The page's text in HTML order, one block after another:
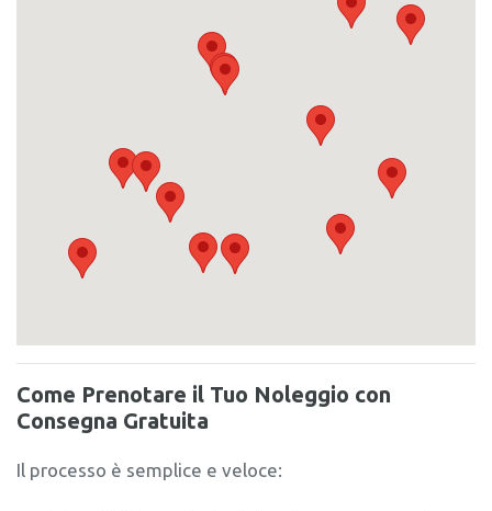
Come Prenotare il Tuo Noleggio con
Consegna Gratuita
Il processo è semplice e veloce: